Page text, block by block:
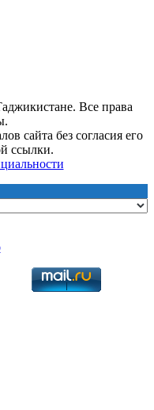
Все права
сайта без согласия его
ссылки.